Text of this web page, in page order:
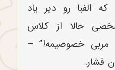
الفبا رو دیر یاد
حالا از کلاس
مربی خصوصیمه!” –
فشار.